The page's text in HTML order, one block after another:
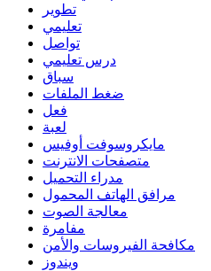
تطوير
تعليمي
تواصل
درس تعليمي
سباق
ضغط الملفات
فعل
لعبة
مايكروسوفت أوفيس
متصفحات الانترنت
مدراء التحميل
مرافق الهاتف المحمول
معالجة الصوت
مفامرة
مكافحة الفيروسات والأمن
ويندوز